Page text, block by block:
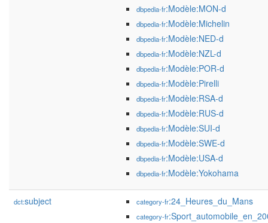
dbpedia-fr:Modèle:MON-d
dbpedia-fr:Modèle:Michelin
dbpedia-fr:Modèle:NED-d
dbpedia-fr:Modèle:NZL-d
dbpedia-fr:Modèle:POR-d
dbpedia-fr:Modèle:Pirelli
dbpedia-fr:Modèle:RSA-d
dbpedia-fr:Modèle:RUS-d
dbpedia-fr:Modèle:SUI-d
dbpedia-fr:Modèle:SWE-d
dbpedia-fr:Modèle:USA-d
dbpedia-fr:Modèle:Yokohama
dct:subject category-fr:24_Heures_du_Mans
category-fr